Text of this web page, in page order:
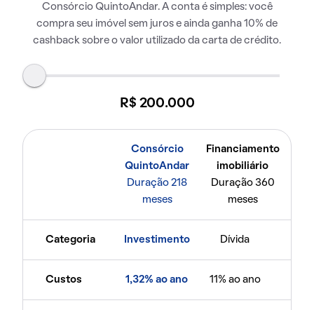
Consórcio QuintoAndar. A conta é simples: você
compra seu imóvel sem juros e ainda ganha 10% de
cashback sobre o valor utilizado da carta de crédito.
R$ 200.000
Consórcio
QuintoAndar
Duração 218
meses
Financiamento
imobiliário
Duração 360
meses
Categoria Investimento Dívida
Custos 1,32% ao ano 11% ao ano